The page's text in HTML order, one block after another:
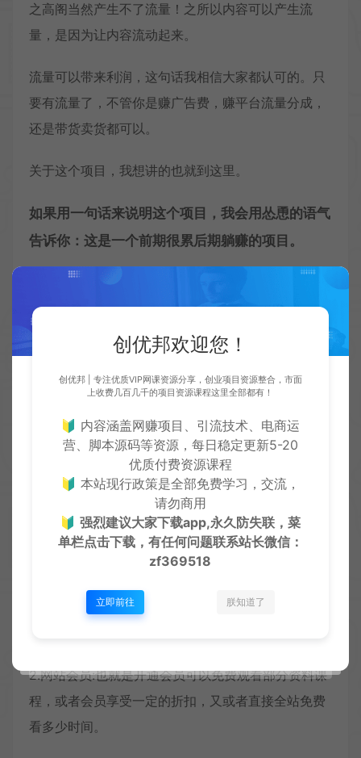
之高阁当然产生不了流量！之所以内容可以产生流
量，是因为让内容流动起来。
流量可以带来利润，这句话我相信大家都认可的。只
要有流量了，不管你是赚广告费，赚平台流量分成，
还是带货卖货都可以。
关于这个项目，我想讲的也就到这里。
如果用一句话来说明这个项目，我会用怂恿的语气
告诉你：这是一个前期很累后期躺赚的项目。
03盈利模式
1.课程：每个课程的价格都是站长自己定的，定多少
远都在赚钱的，而且你只需要把资料放上去实现全自
2.网站会员:也就是开通会员可以免费观看部分资料课
程，或者会员享受一定的折扣，又或者直接全站免费
看多少时间。
创优邦欢迎您！
创优邦 | 专注优质VIP网课资源分享，创业项目资源整合，市面
上收费几百几千的项目资源课程这里全部都有！
🔰 内容涵盖网赚项目、引流技术、电商运
营、脚本源码等资源，每日稳定更新5-20
优质付费资源课程
🔰 本站现行政策是全部免费学习，交流，
请勿商用
🔰强烈建议大家下载app,永久防失联，菜
单栏点击下载，有任何问题联系站长微信：
zf369518
立即前往 朕知道了